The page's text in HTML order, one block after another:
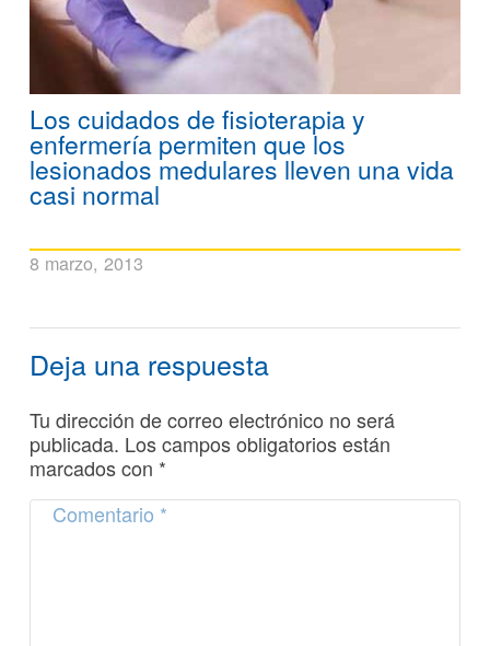
Los cuidados de fisioterapia y
enfermería permiten que los
lesionados medulares lleven una vida
casi normal
8 marzo, 2013
Deja una respuesta
Tu dirección de correo electrónico no será
publicada. Los campos obligatorios están
marcados con *